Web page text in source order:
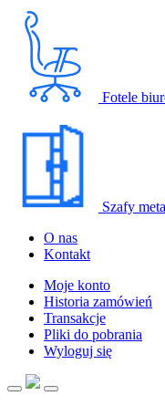
Fotele
Szafy
O nas
Kontakt
Moje konto
Historia zamówień
Transakcje
Pliki do pobrania
Wyloguj się